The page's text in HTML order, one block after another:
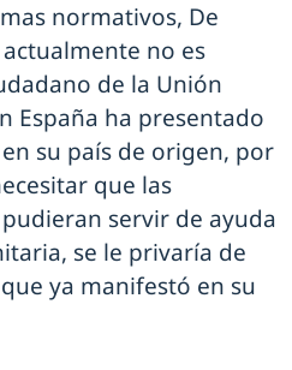
normativos, De
no es
de la Unión
España ha presentado
su país de origen, por
que las
servir de ayuda
se le privaría de
ya manifestó en su